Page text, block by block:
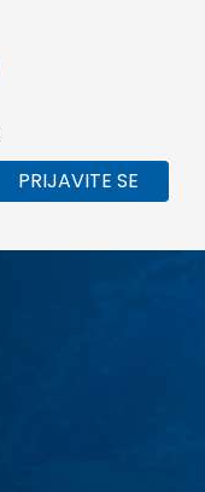
PRIJAVITE SE